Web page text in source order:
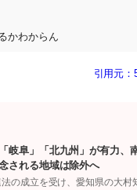
かわからん
引用元：
岐阜」「北九州」が有力、
される地域は除外へ
法の成立を受け、愛知県の大